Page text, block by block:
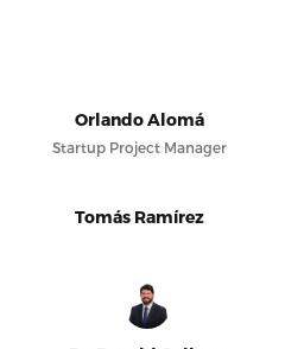
Orlando Alomá
Startup Project Manager
Tomás Ramírez